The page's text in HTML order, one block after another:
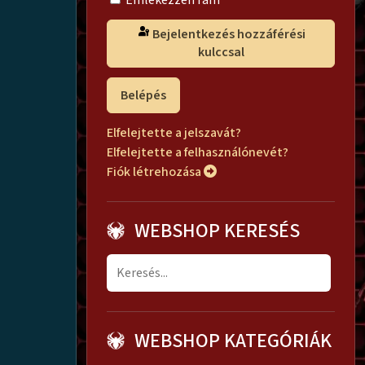
kulccsal
Belépés
Elfelejtette a jelszavát?
Elfelejtette a felhasználónevét?
Fiók létrehozása
WEBSHOP KERESÉS
WEBSHOP KATEGÓRIÁK